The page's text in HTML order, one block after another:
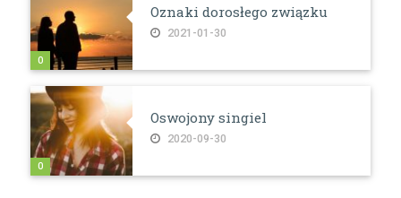
Oznaki dorosłego związku
2021-01-30
0
Oswojony singiel
2020-09-30
0